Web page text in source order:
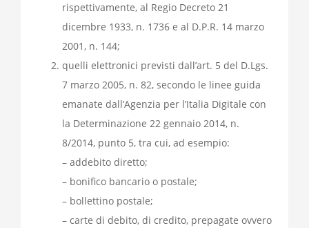
rispettivamente, al Regio Decreto 21
dicembre 1933, n. 1736 e al D.P.R. 14 marzo
2001, n. 144;
quelli elettronici previsti dall’art. 5 del D.Lgs.
7 marzo 2005, n. 82, secondo le linee guida
emanate dall’Agenzia per l’Italia Digitale con
la Determinazione 22 gennaio 2014, n.
8/2014, punto 5, tra cui, ad esempio:
– addebito diretto;
– bonifico bancario o postale;
– bollettino postale;
– carte di debito, di credito, prepagate ovvero